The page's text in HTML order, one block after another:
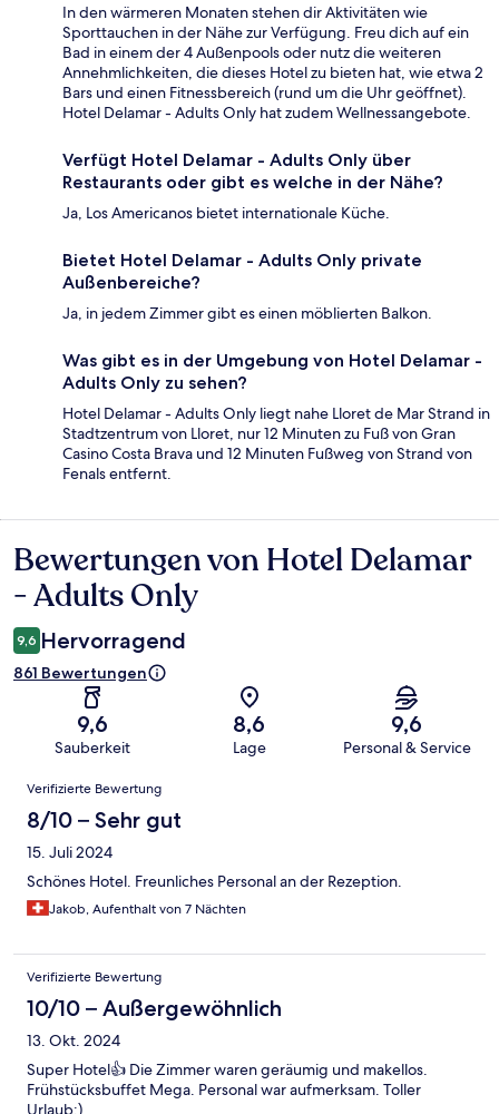
In den wärmeren Monaten stehen dir Aktivitäten wie
Sporttauchen in der Nähe zur Verfügung. Freu dich auf ein
Bad in einem der 4 Außenpools oder nutz die weiteren
Annehmlichkeiten, die dieses Hotel zu bieten hat, wie etwa 2
Bars und einen Fitnessbereich (rund um die Uhr geöffnet).
Hotel Delamar - Adults Only hat zudem Wellnessangebote.
Verfügt Hotel Delamar - Adults Only über
Restaurants oder gibt es welche in der Nähe?
Ja, Los Americanos bietet internationale Küche.
Bietet Hotel Delamar - Adults Only private
Außenbereiche?
Ja, in jedem Zimmer gibt es einen möblierten Balkon.
Was gibt es in der Umgebung von Hotel Delamar -
Adults Only zu sehen?
Hotel Delamar - Adults Only liegt nahe Lloret de Mar Strand in
Stadtzentrum von Lloret, nur 12 Minuten zu Fuß von Gran
Casino Costa Brava und 12 Minuten Fußweg von Strand von
Fenals entfernt.
Bewertungen
Bewertungen von Hotel Delamar
- Adults Only
9,6 Hervorragend
861 Bewertungen
9,6
Sauberkeit
8,6
Lage
9,6
Personal & Service
Bewertungen
Verifizierte Bewertung
8/10 – Sehr gut
15. Juli 2024
Schönes Hotel. Freunliches Personal an der Rezeption.
Jakob, Aufenthalt von 7 Nächten
Verifizierte Bewertung
10/10 – Außergewöhnlich
13. Okt. 2024
Super Hotel👍 Die Zimmer waren geräumig und makellos.
Frühstücksbuffet Mega. Personal war aufmerksam. Toller
Urlaub:)